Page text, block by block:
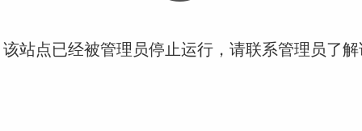
站点已经被管理员停止运行，请联系管理员了